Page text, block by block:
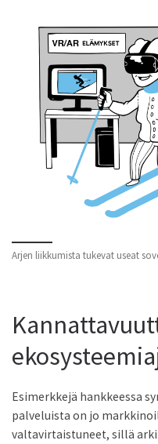
Arjen liikkumista tukevat useat
Esimerkkejä hankkeessa
palveluista on jo
valtavirtaistuneet, sillä